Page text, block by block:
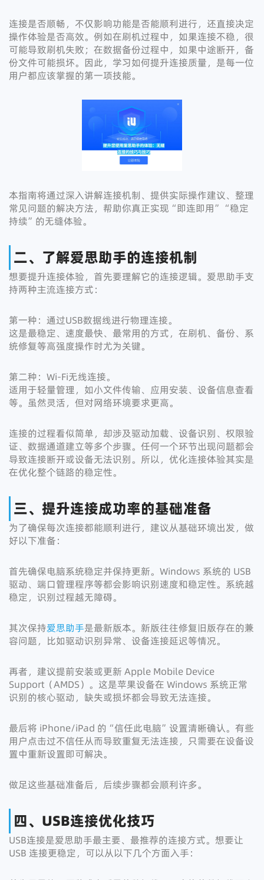
连接是否顺畅，不仅影响功能是否能顺利进行，还直接决定
操作体验是否高效。例如在刷机过程中，如果连接不稳，很
可能导致刷机失败；在数据备份过程中，如果中途断开，备
份文件可能损坏。因此，学习如何提升连接质量，是每一位
用户都应该掌握的第一项技能。
本指南将通过深入讲解连接机制、提供实际操作建议、整理
常见问题的解决方法，帮助你真正实现“即连即用”“稳定
持续”的无缝体验。
二、了解爱思助手的连接机制
想要提升连接体验，首先要理解它的连接逻辑。爱思助手支
持两种主流连接方式：
第一种：通过USB数据线进行物理连接。
这是最稳定、速度最快、最常用的方式，在刷机、备份、系
统修复等高强度操作时尤为关键。
第二种：Wi-Fi无线连接。
适用于轻量管理，如小文件传输、应用安装、设备信息查看
等。虽然灵活，但对网络环境要求更高。
连接的过程看似简单，却涉及驱动加载、设备识别、权限验
证、数据通道建立等多个步骤。任何一个环节出现问题都会
导致连接断开或设备无法识别。所以，优化连接体验其实是
在优化整个链路的稳定性。
三、提升连接成功率的基础准备
为了确保每次连接都能顺利进行，建议从基础环境出发，做
好以下准备：
首先确保电脑系统稳定并保持更新。Windows 系统的 USB
驱动、端口管理程序等都会影响识别速度和稳定性。系统越
稳定，识别过程越无障碍。
其次保持爱思助手是最新版本。新版往往修复旧版存在的兼
容问题，比如驱动识别异常、设备连接延迟等情况。
再者，建议提前安装或更新 Apple Mobile Device
Support（AMDS）。这是苹果设备在 Windows 系统正常
识别的核心驱动，缺失或损坏都会导致无法连接。
最后将 iPhone/iPad 的“信任此电脑”设置清晰确认。有些
用户点击过不信任从而导致重复无法连接，只需要在设备设
置中重新设置即可解决。
做足这些基础准备后，后续步骤都会顺利许多。
四、USB连接优化技巧
USB连接是爱思助手最主要、最推荐的连接方式。想要让
USB 连接更稳定，可以从以下几个方面入手：